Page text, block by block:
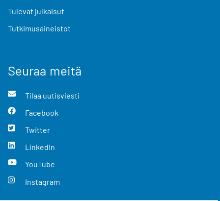
Tulevat julkaisut
Tutkimusaineistot
Seuraa meitä
Tilaa uutisviesti
Facebook
Twitter
LinkedIn
YouTube
Instagram